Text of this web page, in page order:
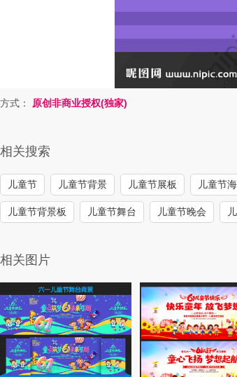
方式： 原创非商业授权(独家)
相关搜索
儿童节 儿童节背景 儿童节展板 儿童节
儿童节背景板 儿童节舞台 儿童节晚会
相关图片